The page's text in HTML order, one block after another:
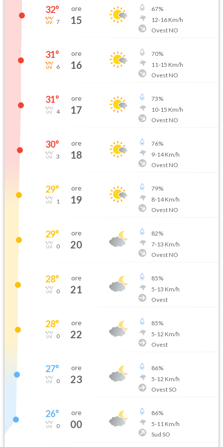
32°
7
ore
15
67%
12-16Km/h
Ovest NO
31°
6
ore
16
70%
11-15 Km/h
Ovest NO
31°
4
ore
17
73%
10-15 Km/h
Ovest NO
30°
3
ore
18
76%
9-14Km/h
Ovest NO
29°
1
ore
19
79%
8-14Km/h
Ovest NO
29°
0
ore
20
82%
7-13 Km/h
Ovest NO
28°
0
ore
21
85%
5-13 Km/h
Ovest
28°
0
ore
22
85%
5-12 Km/h
Ovest
27°
0
ore
23
86%
5-12 Km/h
Ovest SO
26°
0
ore
00
86%
5-11 Km/h
Sud SO